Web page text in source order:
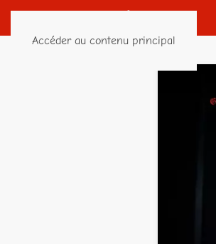
Accéder au contenu principal